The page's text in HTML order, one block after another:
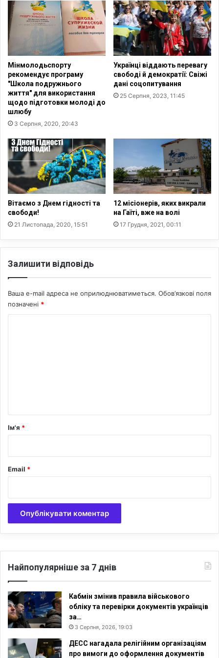
р
о
с
т
ш
е
з
е
р
е
т
и
н
е
п
р
и
б
у
в
с
т
а
В
о
л
о
м
и
р
С
а
д
Мінмолодьспорту
рекомендує програму
"Школа подружнього
життя" для використання
щодо підготовки молоді до
шлюбу
3 Серпня, 2020, 20:43
Українці віддають перевагу
свободі й демократії: Свіжі
дані соцопитування
25 Серпня, 2023, 11:45
Вітаємо з Днем гідності та
свободи!
21 Листопада, 2020, 15:51
12 місіонерів, яких викрали
на Гаїті, вже на волі
17 Грудня, 2021, 00:11
Залишити відповідь
Ваша e-mail адреса не оприлюднюватиметься. Обов’язкові поля
позначені *
рІм'я *
Email *
Найпопулярніше за 7 днів
Кабмін змінив правила військового
обліку та перевірки документів українців
за…
3 Серпня, 2026, 19:03
ДЕСС нагадала релігійним організаціям
про вимоги до оформлення документів